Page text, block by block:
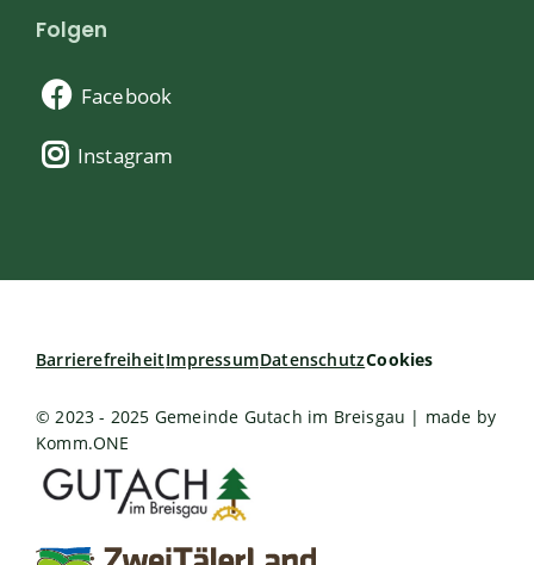
Folgen
Facebook
Instagram
BarrierefreiheitImpressumDatenschutzCookies
© 2023 - 2025 Gemeinde Gutach im Breisgau | made by
Komm.ONE